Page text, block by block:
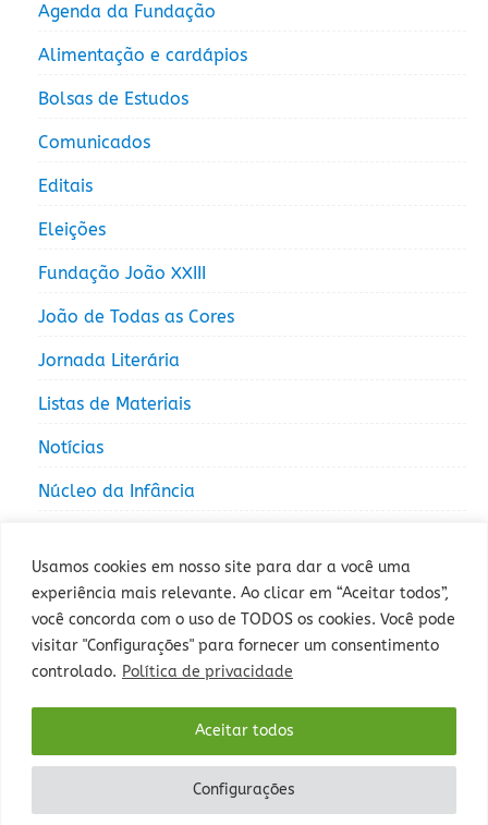
Usamos cookies em nosso site para dar a você uma
experiência mais relevante. Ao clicar em “Aceitar todos”,
você concorda com o uso de TODOS os cookies. Você pode
visitar "Configurações" para fornecer um consentimento
controlado. Política de privacidade
Configurações
Aceitar todos
Agenda da Fundação
Alimentação e cardápios
Bolsas de Estudos
Comunicados
Editais
Eleições
Fundação João XXIII
João de Todas as Cores
Jornada Literária
Listas de Materiais
Notícias
Núcleo da Infância
Rua Sepé Tiaraju, 1013 - Bairro Santa Tereza, Porto Alegre - RS -